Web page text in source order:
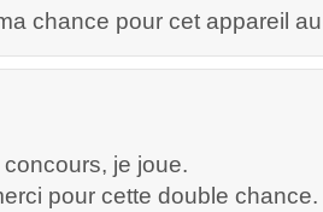
chance pour cet appareil
je joue.
pour cette double chance.